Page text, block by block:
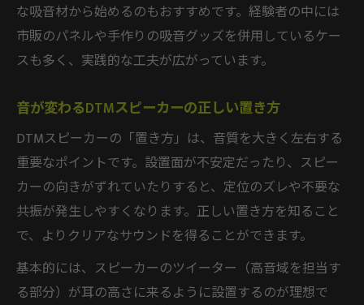
な吸音材から始めるのもおすすめです。経験者の中には
市販のパネルや手作りの吸音グッズを併用しているケー
スも多く、実践的な工夫が広がっています。
音が変わるDTMスピーカーの正しい置き方
DTMスピーカーの「置き方」は、音質を大きく左右する
重要なポイントです。設置面が不安定だったり、スピー
カーの向きがずれていたりすると、定位のズレや不要な
共振が発生しやすくなります。正しい置き方を知ること
で、よりクリアなサウンドを得ることができます。
基本的には、スピーカーのツイーター（高音域を担当す
る部分）が耳の高さに来るように設置するのが理想で